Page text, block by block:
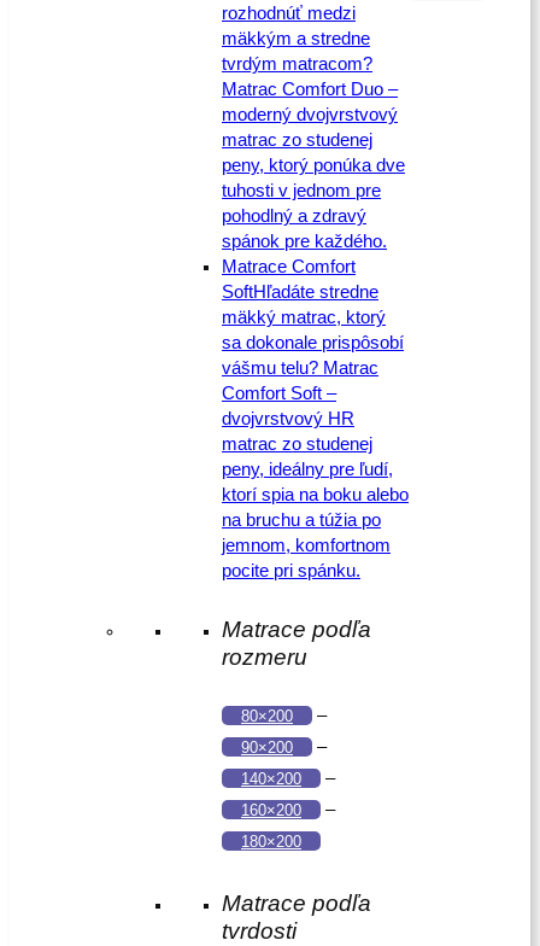
rozhodnúť medzi
mäkkým a stredne
tvrdým matracom?
Matrac Comfort Duo –
moderný dvojvrstvový
matrac zo studenej
peny, ktorý ponúka dve
tuhosti v jednom pre
pohodlný a zdravý
spánok pre každého.
Matrace Comfort
SoftHľadáte stredne
mäkký matrac, ktorý
sa dokonale prispôsobí
vášmu telu? Matrac
Comfort Soft –
dvojvrstvový HR
matrac zo studenej
peny, ideálny pre ľudí,
ktorí spia na boku alebo
na bruchu a túžia po
jemnom, komfortnom
pocite pri spánku.
Matrace podľa
rozmeru
80×200 –
90×200 –
140×200 –
160×200 –
180×200
Matrace podľa
tvrdosti